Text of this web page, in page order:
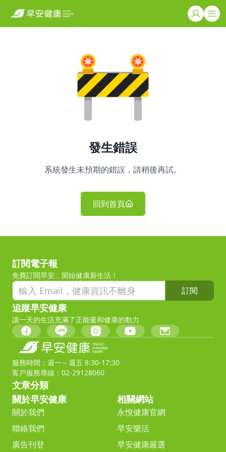
發生錯誤
系統發生未預期的錯誤，請稍後再試。
回到首頁
訂閱電子報
免費訂閱早安，開始健康新生活！
訂閱
追蹤早安健康
讓一天的生活充滿了正能量和健康的動力
服務時間：週一～週五 8:30-17:30
客戶服務專線：02-29128060
文章分類
關於早安健康
關於我們
聯絡我們
廣告刊登
相關網站
永悅健康官網
早安樂活
早安健康嚴選